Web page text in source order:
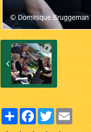
PartagerFacebook
TwitterEmail